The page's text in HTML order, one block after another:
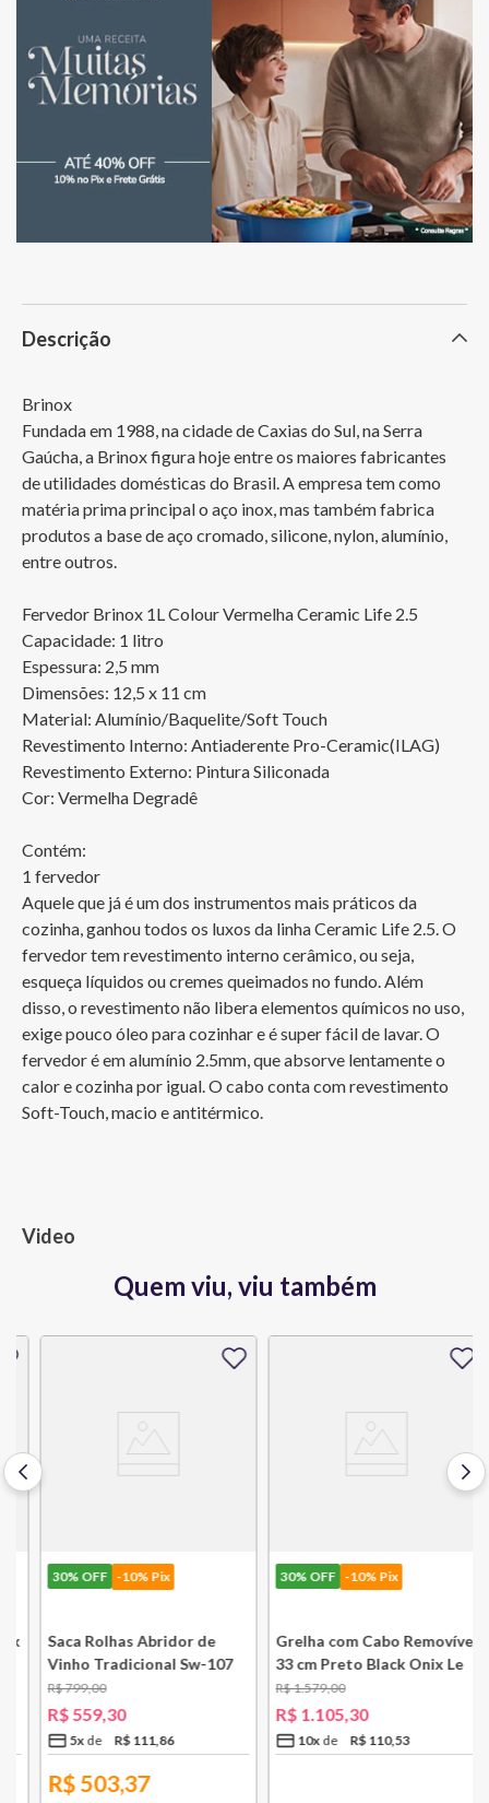
Descrição
Brinox
Fundada em 1988, na cidade de Caxias do Sul, na Serra
Gaúcha, a Brinox figura hoje entre os maiores fabricantes
de utilidades domésticas do Brasil. A empresa tem como
matéria prima principal o aço inox, mas também fabrica
produtos a base de aço cromado, silicone, nylon, alumínio,
entre outros.
Fervedor Brinox 1L Colour Vermelha Ceramic Life 2.5
Capacidade: 1 litro
Espessura: 2,5 mm
Dimensões: 12,5 x 11 cm
Material: Alumínio/Baquelite/Soft Touch
Revestimento Interno: Antiaderente Pro-Ceramic(ILAG)
Revestimento Externo: Pintura Siliconada
Cor: Vermelha Degradê
Contém:
1 fervedor
Aquele que já é um dos instrumentos mais práticos da
cozinha, ganhou todos os luxos da linha Ceramic Life 2.5. O
fervedor tem revestimento interno cerâmico, ou seja,
esqueça líquidos ou cremes queimados no fundo. Além
disso, o revestimento não libera elementos químicos no uso,
exige pouco óleo para cozinhar e é super fácil de lavar. O
fervedor é em alumínio 2.5mm, que absorve lentamente o
calor e cozinha por igual. O cabo conta com revestimento
Soft-Touch, macio e antitérmico.
Video
Quem viu, viu também
30%OFF -10% Pix
Saca Rolhas Abridor de
Vinho Tradicional Sw-107
Ply Le Creuset
799,00
R$559,30
5x R$ 111,86
R$503,37
30%OFF -10% Pix
Grelha com Cabo Removível
33 cm Preto Black Onix Le
Creuset
1.579,00
R$1. 105,30
10 x R$ 110,53